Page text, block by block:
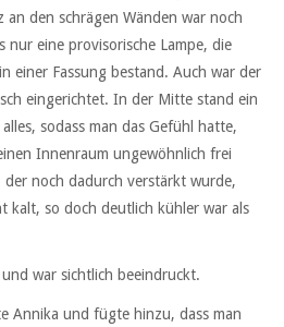
an den schrägen Wänden war noch
nur eine provisorische Lampe, die
einer Fassung bestand. Auch war der
eingerichtet. In der Mitte stand ein
sodass man das Gefühl hatte,
Innenraum ungewöhnlich frei
noch dadurch verstärkt wurde,
kalt, so doch deutlich kühler war als
und war sichtlich beeindruckt.
Annika und fügte hinzu, dass man